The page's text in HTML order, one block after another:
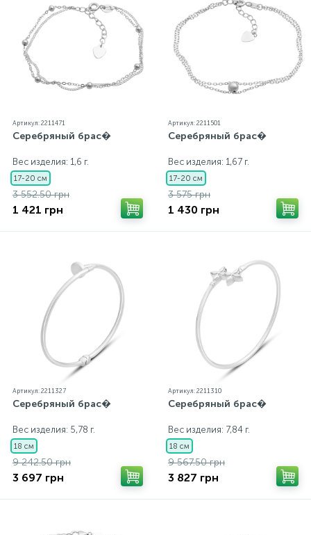
Артикул: 2211471
Серебряный брас�
Вес изделия: 1,6 г.
17-20 см
3 552.50 грн
1 421 грн
Артикул: 2211501
Серебряный брас�
Вес изделия: 1,67 г.
17-20 см
3 575 грн
1 430 грн
Артикул: 2211327
Серебряный брас�
Вес изделия: 5,78 г.
18 см
9 242.50 грн
3 697 грн
Артикул: 2211310
Серебряный брас�
Вес изделия: 7,84 г.
18 см
9 567.50 грн
3 827 грн